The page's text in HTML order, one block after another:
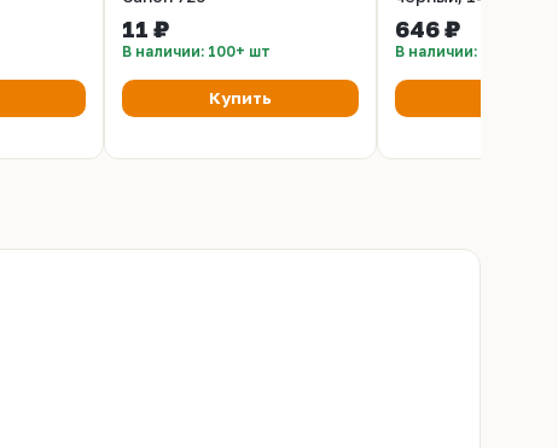
11 ₽
В наличии: 100+ шт
Купить
646 ₽
В наличии: 100+ шт